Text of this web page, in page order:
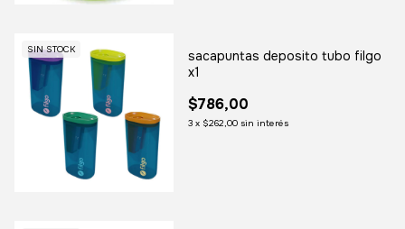
SIN STOCK
sacapuntas deposito tubo filgo
x1
$786,00
3 x $262,00 sin interés